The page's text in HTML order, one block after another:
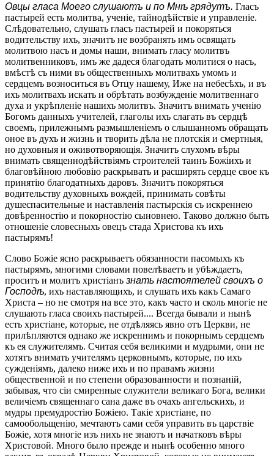
Овцы гласа Моего слушаютъ и по Мнѣ грядутъ. Гласъ
пастырей есть молитва, ученіе, тайнодѣйствіе и управленіе.
Слѣдовательно, слушать гласъ пастырей и покоряться
водительству ихъ, значитъ не возбранять имъ освящать
молитвою насъ и домы наши, внимать гласу молитвъ
молитвенниковъ, имъ же дадеся благодать молитися о насъ,
вмѣстѣ съ ними въ общественныхъ молитвахъ умомъ и
сердцемъ возноситься въ Отцу нашему, Иже на небесѣхъ, и въ
ихъ молитвахъ искать и обрѣтать возбужденіе молитвеннаго
духа и укрѣпленіе нашихъ молитвъ. Значитъ внимать ученію
Богомъ данныхъ учителей, глаголы ихъ слагать въ сердцѣ
своемъ, прилежнымъ размышленіемъ о слышанномъ обращать
оное въ духъ и жизнь и творить дѣла не плотскія и смертныя,
но духовныя и оживотворяющія. Значитъ слухомъ вѣры
внимать священнодѣйствіямъ строителей таинъ Божіихъ и
благовѣйною любовію раскрывать и расширять сердце свое къ
принятію благодатныхъ даровъ. Значитъ покоряться
водительству духовныхъ вождей, принимать совѣты
душеспасительные и наставленія пастырскія съ искреннею
довѣренностію и покорностію сыновнею. Таково должно быть
отношеніе словесныхъ овецъ стада Христова къ ихъ
пастырямъ!
Слово Божіе ясно раскрываетъ обязанности пасомыхъ къ
пастырямъ, многими словами повелѣваетъ и убѣждаетъ,
проситъ и молитъ христіанъ знать настоятелей своихъ о
Господѣ, ихъ наставляющихъ, и слушать ихъ какъ Самаго
Христа – но не смотря на все это, какъ часто и сколь многіе не
слушають гласа своихъ пастырей.... Всегда бывали и нынѣ
есть христіане, которые, не отдѣляясь явно отъ Церкви, не
прилѣпляются однако же искреннимъ и покорнымъ сердцемъ
къ ея служителямъ. Считая себя великими и мудрыми, они не
хотятъ внимать учителямъ церковнымъ, которые, по ихъ
сужденіямъ, далеко ниже ихъ и по правамъ жизни
общественной и по степени образованности и познаній,
забывая, что сіи смиренные служители великаго Бога, велики
величіемъ священнаго сана даже въ очахъ ангельскихъ, и
мудры премудростію Божіею. Такіе христіане, по
самообольщенію, мечтаютъ сами себя управить въ царствіе
Божіе, хотя многіе изъ нихъ не знаютъ и начатковъ вѣры
Христовой. Много было прежде и нынѣ особенно много